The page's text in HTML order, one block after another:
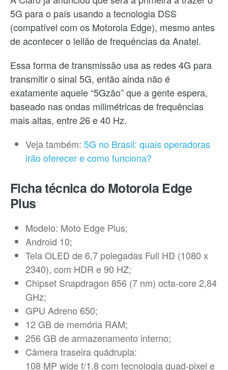
5G para o país usando a tecnologia DSS
(compatível com os Motorola Edge), mesmo antes
de acontecer o leilão de frequências da Anatel.
Essa forma de transmissão usa as redes 4G para
transmitir o sinal 5G, então ainda não é
exatamente aquele “5Gzão” que a gente espera,
baseado nas ondas milimétricas de frequências
mais altas, entre 26 e 40 Hz.
Veja também: 5G no Brasil: quais operadoras
irão oferecer e como funciona?
Ficha técnica do Motorola Edge
Plus
Modelo: Moto Edge Plus;
Android 10;
Tela OLED de 6,7 polegadas Full HD (1080 x
2340), com HDR e 90 HZ;
Chipset Snapdragon 856 (7 nm) octa-core 2,84
GHz;
GPU Adreno 650;
12 GB de memória RAM;
256 GB de armazenamento interno;
Câmera traseira quádrupla:
108 MP wide f/1.8 com tecnologia quad-pixel e